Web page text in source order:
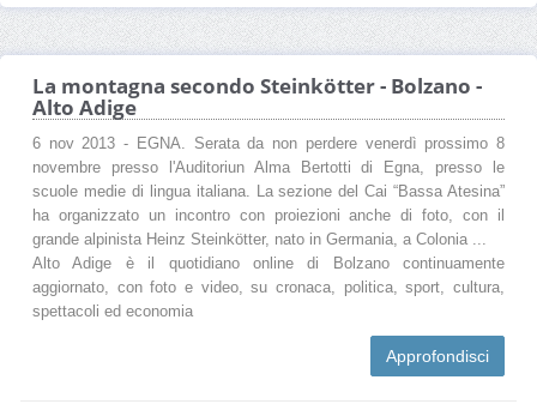
La montagna secondo Steinkötter - Bolzano -
Alto Adige
6 nov 2013 - EGNA. Serata da non perdere venerdì prossimo 8
novembre presso l'Auditoriun Alma Bertotti di Egna, presso le
scuole medie di lingua italiana. La sezione del Cai “Bassa Atesina”
ha organizzato un incontro con proiezioni anche di foto, con il
grande alpinista Heinz Steinkötter, nato in Germania, a Colonia ...
Alto Adige è il quotidiano online di Bolzano continuamente
aggiornato, con foto e video, su cronaca, politica, sport, cultura,
spettacoli ed economia
Approfondisci